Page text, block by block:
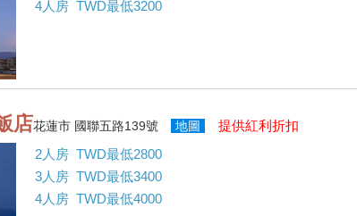
4人房 TWD最低3200
店花蓮市 國聯五路139號 地圖
提供紅利折扣
2人房 TWD最低2800
3人房 TWD最低3400
4人房 TWD最低4000